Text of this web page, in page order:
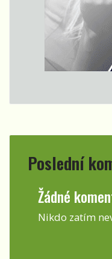
Poslední
Žádné
Nikdo zatím